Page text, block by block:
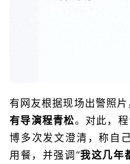
有网友根据现场出警照片
有导演程青松。对此，
博多次发文澄清，称自
用餐，并强调“我这几年